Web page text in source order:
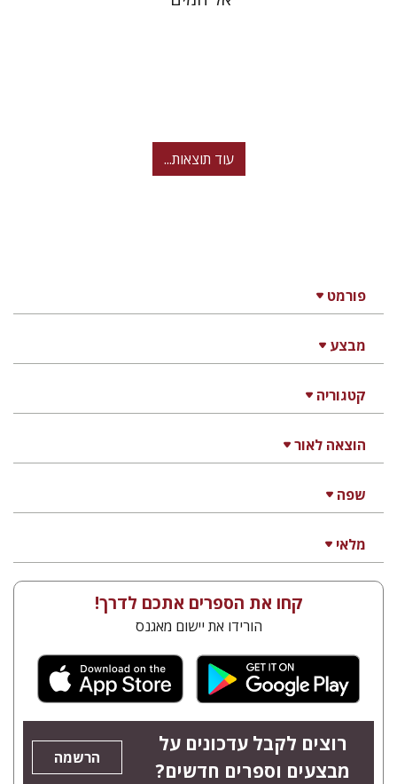
פורמט
מבצע
קטגוריה
הוצאה לאור
שפה
מלאי
עוד תוצאות...
קחו את הספרים אתכם לדרך!
הורידו את יישום מאגנס
רוצים לקבל עדכונים על
מבצעים וספרים חדשים?
הרשמה